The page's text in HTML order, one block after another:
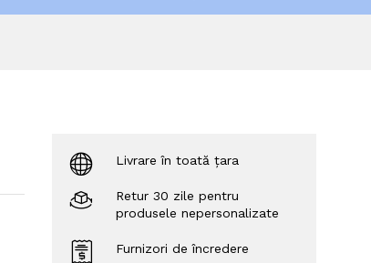
Livrare în toată țara
Retur 30 zile pentru
produsele nepersonalizate
Furnizori de încredere